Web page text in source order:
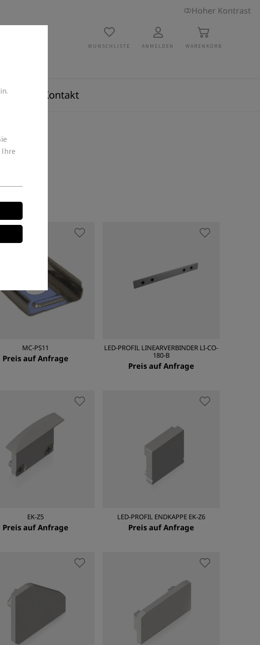
Hoher Kontrast
WUNSCHLISTE ANMELDEN WARENKORB
Kontakt
MC-PS11
Preis auf Anfrage
LED-PROFIL LINEARVERBINDER LI-CO-
180-B
Preis auf Anfrage
EK-Z5
Preis auf Anfrage
LED-PROFIL ENDKAPPE EK-Z6
Preis auf Anfrage
Ihre